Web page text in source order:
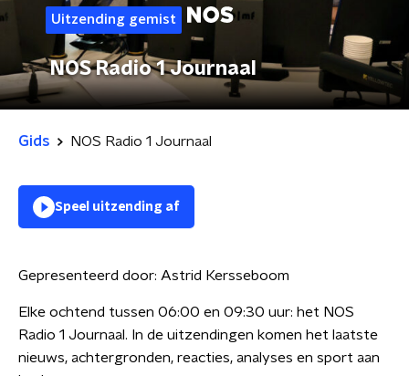
Uitzending gemist
NOS Radio 1 Journaal
Gids NOS Radio 1 Journaal
Speel uitzending af
Gepresenteerd door: Astrid Kersseboom
Elke ochtend tussen 06:00 en 09:30 uur: het NOS
Radio 1 Journaal. In de uitzendingen komen het laatste
nieuws, achtergronden, reacties, analyses en sport aan